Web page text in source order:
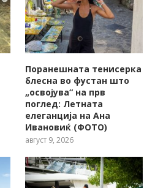
Поранешната тенисерка
блесна во фустан што
„освојува“ на прв
поглед: Летната
елеганција на Ана
Ивановиќ (ФОТО)
август 9, 2026